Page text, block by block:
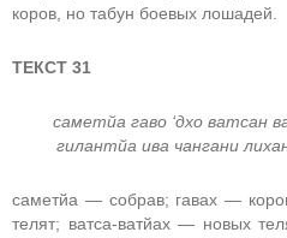
коров, но табун боевых лошадей.
ТЕКСТ 31
саметйа гаво ‘дхо ватсан
гилантйа ива чангани
саметйа — собрав; гавах —
телят; ватса-ватйах — новых